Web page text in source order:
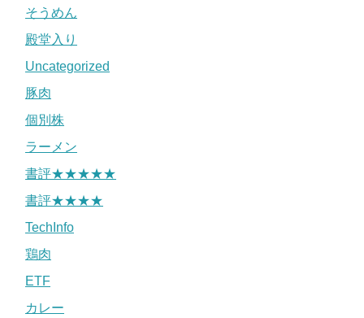
そうめん
殿堂入り
Uncategorized
豚肉
個別株
ラーメン
書評★★★★★
書評★★★★
TechInfo
鶏肉
ETF
カレー